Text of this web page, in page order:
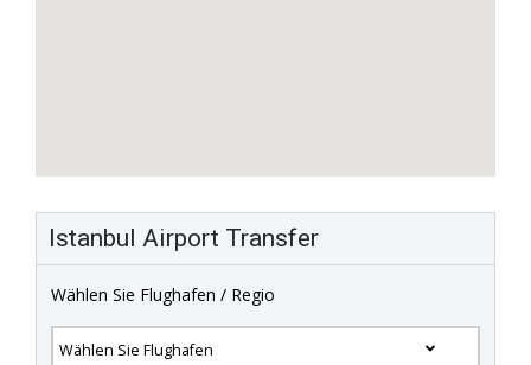
Istanbul Airport Transfer
Wählen Sie Flughafen / Regio